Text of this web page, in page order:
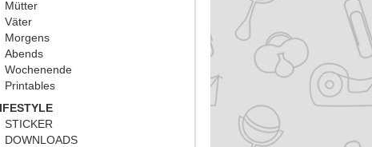
Mütter
Väter
Morgens
Abends
Wochenende
Printables
STICKER
DOWNLOADS